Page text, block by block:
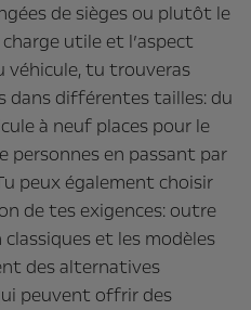
de sièges ou plutôt le
utile et l’aspect
véhicule, tu trouveras
dans différentes tailles: du
à neuf places pour le
en passant par
peux également choisir
de tes exigences: outre
et les modèles
des alternatives
peuvent offrir des